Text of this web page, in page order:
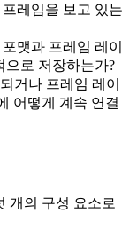
레임을 보고 있는
맷과 프레임 레이
으로 저장하는가?
거나 프레임 레이
어떻게 계속 연결
개의 구성 요소로